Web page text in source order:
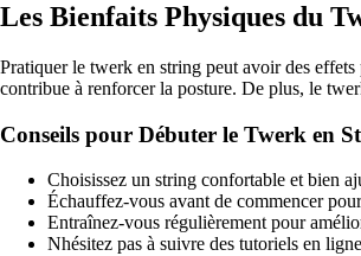
Les Bienfaits Physiques du
Pratiquer le twerk en string peut avoir des
contribue à renforcer la posture. De plus, le
Conseils pour Débuter le Twerk en
Choisissez un string confortable et bien
Échauffez-vous avant de commencer
Entraînez-vous régulièrement pour
Nhésitez pas à suivre des tutoriels en